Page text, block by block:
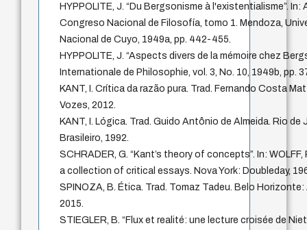
HYPPOLITE, J. “Du Bergsonisme à l'existentialisme”. In:
Congreso Nacional de Filosofía, tomo 1. Mendoza,
Nacional de Cuyo, 1949a, pp. 442-455.
HYPPOLITE, J. “Aspects divers de la mémoire chez
Internationale de Philosophie, vol. 3, No. 10, 1949b, pp.
KANT, I. Crítica da razão pura. Trad. Fernando Costa
Vozes, 2012.
KANT, I. Lógica. Trad. Guido Antônio de Almeida. Rio de
Brasileiro, 1992.
SCHRADER, G. “Kant’s theory of concepts”. In: WOLFF,
a collection of critical essays. Nova York: Doubleday,
SPINOZA, B. Ética. Trad. Tomaz Tadeu. Belo
2015.
STIEGLER, B. “Flux et realité: une lecture croisée de